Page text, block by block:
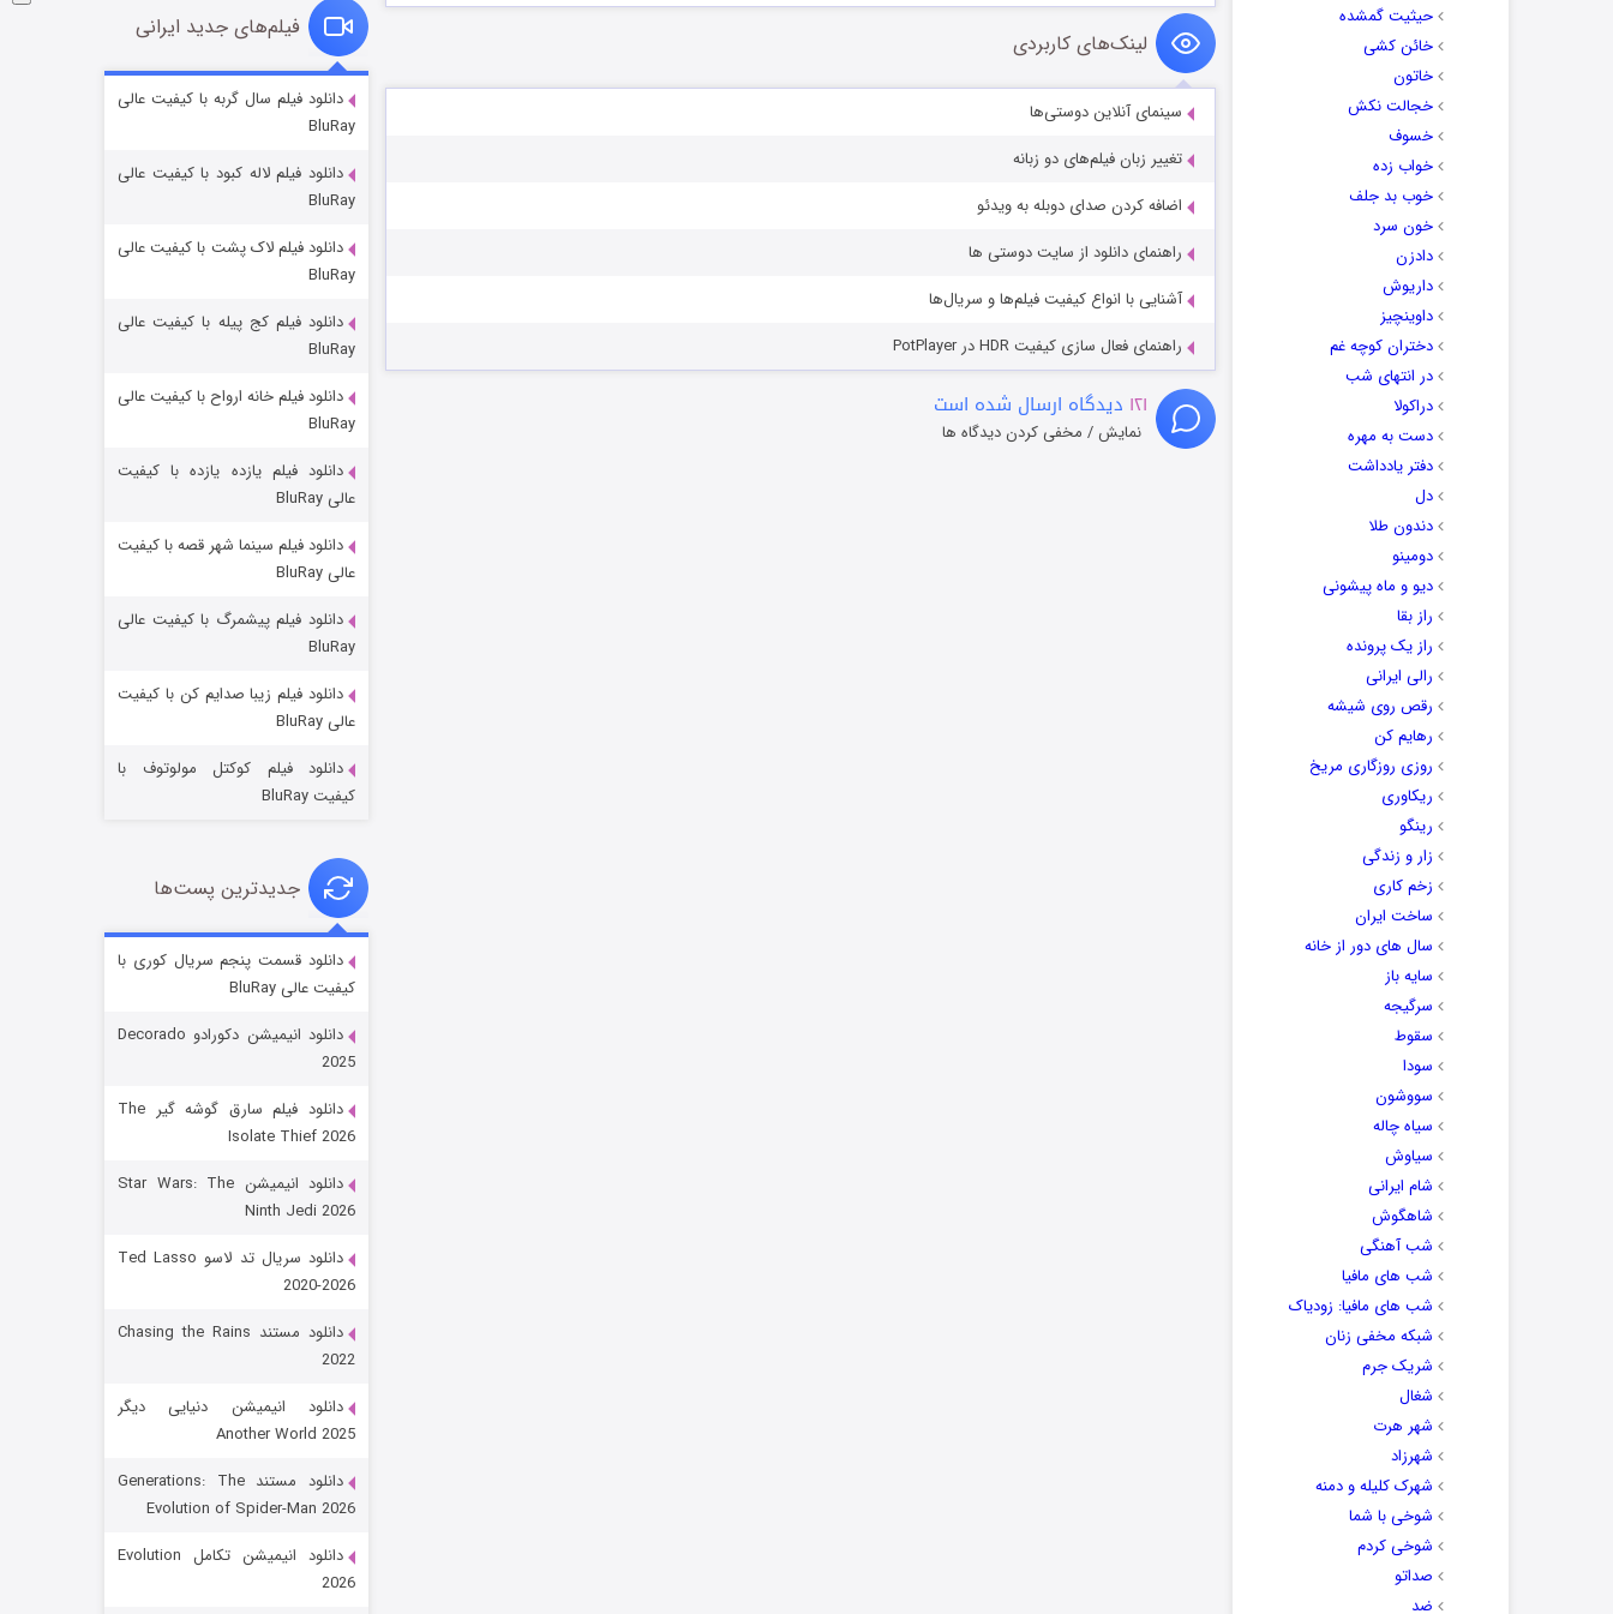
حیثیت گمشده
خائن کشی
خاتون
خجالت نکش
خسوف
خواب زده
خوب بد جلف
خون سرد
دادزن
داریوش
داوینچیز
دختران کوچه غم
در انتهای شب
دراکولا
دست به مهره
دفتر یادداشت
دل
دندون طلا
دومینو
دیو و ماه پیشونی
راز بقا
راز یک پرونده
رالی ایرانی
رقص روی شیشه
رهایم کن
روزی روزگاری مریخ
ریکاوری
رینگو
زار و زندگی
زخم کاری
ساخت ایران
سال های دور از خانه
سایه باز
سرگیجه
سقوط
سودا
سووشون
سیاه چاله
سیاوش
شام ایرانی
شاهگوش
شب آهنگی
شب های مافیا
شب های مافیا: زودیاک
شبکه مخفی زنان
شریک جرم
شغال
شهر هرت
شهرزاد
شهرک کلیله و دمنه
شوخی با شما
شوخی کردم
صداتو
ضد
لینک‌های کاربردی
سینمای آنلاین دوستی‌ها
تغییر زبان فیلم‌های دو زبانه
اضافه کردن صدای دوبله به ویدئو
راهنمای دانلود از سایت دوستی ها
آشنایی با انواع کیفیت فیلم‌ها و سریال‌ها
راهنمای فعال سازی کیفیت HDR در PotPlayer
۱۲۱ دیدگاه ارسال شده است
نمایش / مخفی کردن دیدگاه ها
شوگر فصل ۲
قسمت
خاندان اژدها فصل ۳
جادوگری در مغولستان
قسمت
رویایی برای تو
قسمت
فیلم‌های جدید ایرانی
دانلود فیلم سال گربه با کیفیت عالی
BluRay
دانلود فیلم لاله کبود با کیفیت عالی
BluRay
دانلود فیلم لاک پشت با کیفیت عالی
BluRay
دانلود فیلم کج‌ پیله با کیفیت عالی
BluRay
دانلود فیلم خانه ارواح با کیفیت عالی
BluRay
دانلود فیلم یازده یازده با کیفیت
عالی BluRay
دانلود فیلم سینما شهر قصه با کیفیت
عالی BluRay
دانلود فیلم پیشمرگ با کیفیت عالی
BluRay
دانلود فیلم زیبا صدایم کن با کیفیت
عالی BluRay
دانلود فیلم کوکتل مولوتوف با
کیفیت BluRay
جدیدترین پست‌ها
دانلود قسمت پنجم سریال کوری با
کیفیت عالی BluRay
دانلود انیمیشن دکورادو Decorado
2025
دانلود فیلم سارق گوشه گیر The
Isolate Thief 2026
دانلود انیمیشن Star Wars: The
Ninth Jedi 2026
دانلود سریال تد لاسو Ted Lasso
2020-2026
دانلود مستند Chasing the Rains
2022
دانلود انیمیشن دنیایی دیگر
Another World 2025
دانلود مستند Generations: The
Evolution of Spider-Man 2026
دانلود انیمیشن تکامل Evolution
2026